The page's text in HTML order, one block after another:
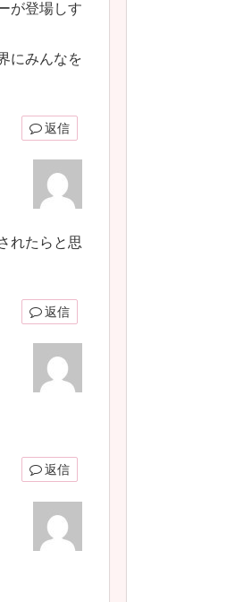
が登場しす
にみんなを
返信
れたらと思
返信
返信